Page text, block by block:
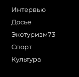
Интервью
Досье
Экотуризм73
Cпорт
Культура